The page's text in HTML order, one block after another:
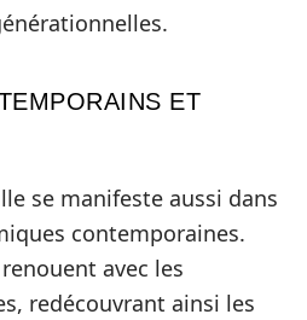
ET
se manifeste aussi dans
contemporaines.
avec les
redécouvrant ainsi les